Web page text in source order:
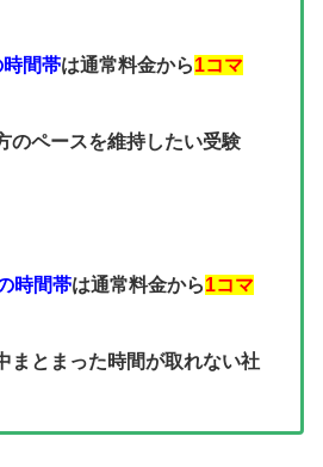
間帯は通常料金から1コマ
ペースを維持したい受験
時間帯は通常料金から1コマ
とまった時間が取れない社